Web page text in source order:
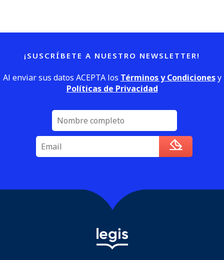
¡SUSCRÍBETE A NUESTRO NEWSLETTER!
Al enviar sus datos ACEPTA los Términos y Condicionesy
Políticas de Privacidad